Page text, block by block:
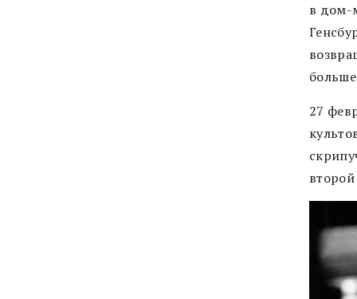
в дом-
27